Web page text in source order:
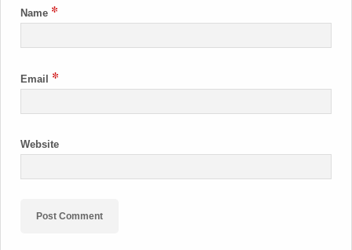
Name *
Email *
Website